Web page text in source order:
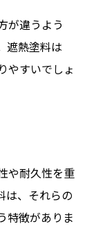
が違うよう
遮熱塗料は
やすいでしょ
や耐久性を重
は、それらの
特徴がありま